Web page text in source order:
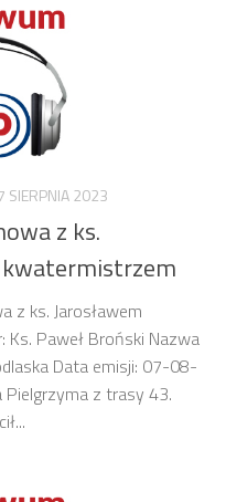
SIERPNIA 2023
z ks.
kwatermistrzem
z ks. Jarosławem
Paweł Broński Nazwa
Data emisji: 07-08-
z trasy 43.